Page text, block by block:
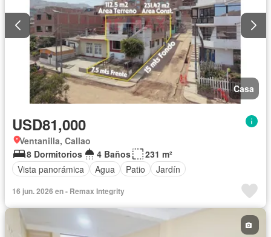
Casa
USD81,000
Ventanilla, Callao
8 Dormitorios
4 Baños
231 m²
Vista panorámica
Agua Patio Jardín
16 jun. 2026 en - Remax Integrity